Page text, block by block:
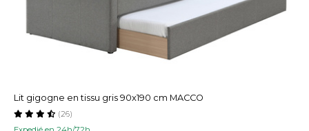
Lit gigogne en tissu gris 90x190 cm MACCO
(26)